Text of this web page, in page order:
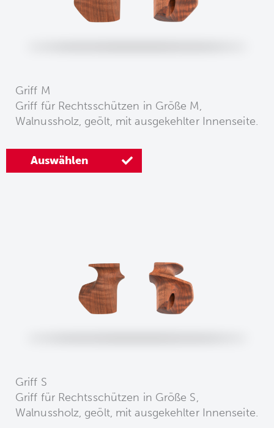
Griff M
Griff für Rechtsschützen in Größe M,
Walnussholz, geölt, mit ausgekehlter Innenseite.
Auswählen
Griff S
Griff für Rechtsschützen in Größe S,
Walnussholz, geölt, mit ausgekehlter Innenseite.